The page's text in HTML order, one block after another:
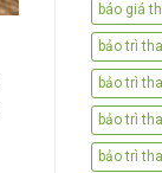
báo giá
bảo trì
bảo trì
bảo trì
bảo trì